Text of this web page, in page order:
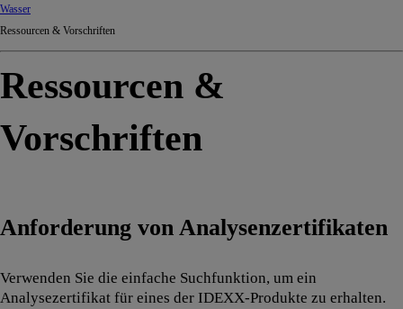
Wasser
Ressourcen & Vorschriften
Ressourcen &
Vorschriften
Anforderung von Analysenzertifikaten
Verwenden Sie die einfache Suchfunktion, um ein
Analysezertifikat für eines der IDEXX-Produkte zu erhalten.